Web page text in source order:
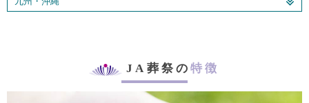
JA葬祭の特徴